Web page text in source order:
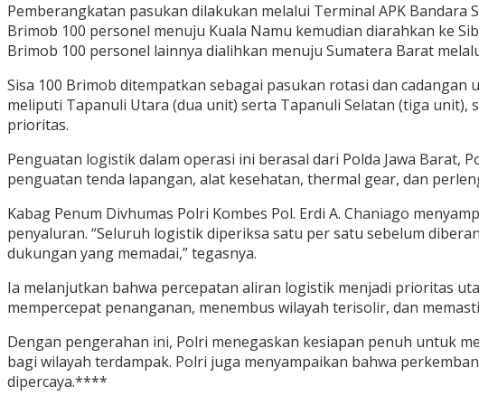
Pemberangkatan pasukan dilakukan melalui Terminal APK
Brimob 100 personel menuju Kuala Namu kemudian diarahkan ke
Brimob 100 personel lainnya dialihkan menuju Sumatera Barat
Sisa 100 Brimob ditempatkan sebagai pasukan rotasi dan
meliputi Tapanuli Utara (dua unit) serta Tapanuli Selatan (tiga
prioritas.
Penguatan logistik dalam operasi ini berasal dari Polda Jawa Barat,
penguatan tenda lapangan, alat kesehatan, thermal gear, dan
Kabag Penum Divhumas Polri Kombes Pol. Erdi A. Chaniago
penyaluran. “Seluruh logistik diperiksa satu per satu sebelum
dukungan yang memadai,” tegasnya.
Ia melanjutkan bahwa percepatan aliran logistik menjadi prioritas
mempercepat penanganan, menembus wilayah terisolir, dan
Dengan pengerahan ini, Polri menegaskan kesiapan penuh untuk
bagi wilayah terdampak. Polri juga menyampaikan bahwa
dipercaya.****